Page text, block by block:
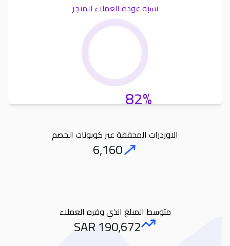
نسبة عودة العملاء للمتجر
82%
الاوردرات المحققة عبر كوبونات الخصم
Orders
6,160
متوسط المبلغ الذي وفره العملاء
Amount Saved
190,672
SAR